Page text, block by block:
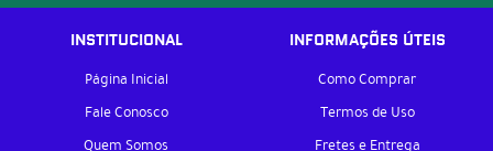
INSTITUCIONAL
Página Inicial
Fale Conosco
Quem Somos
INFORMAÇÕES ÚTEIS
Como Comprar
Termos de Uso
Fretes e Entrega